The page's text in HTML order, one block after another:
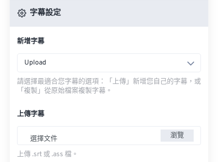
字幕設定
新增字幕
Upload
請選擇最適合您字幕的選項：「上傳」新增您自己的字幕，或
「複製」從原始檔案複製字幕。
上傳字幕
選擇文件 瀏覽
上傳 .srt 或 .ass 檔。